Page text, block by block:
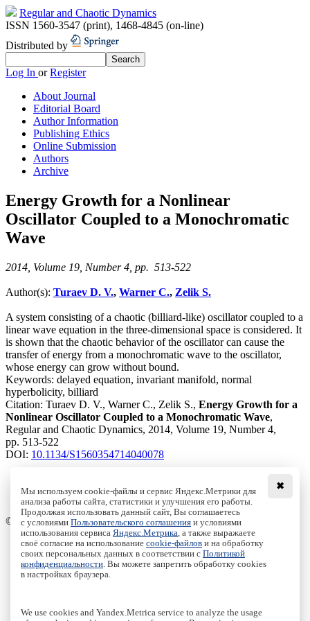
Regular and Chaotic Dynamics
ISSN 1560-3547 (print), 1468-4845 (on-line)
Distributed by
Log In orRegister
About Journal
Editorial Board
Author Information
Publishing Ethics
Online Submission
Authors
Archive
Energy Growth for a Nonlinear
Oscillator Coupled to a Monochromatic
Wave
2014, Volume 19, Number 4, pp. 513-522
Author(s): Turaev D. V., Warner C., Zelik S.
A system consisting of a chaotic (billiard-like) oscillator coupled to a
linear wave equation in the three-dimensional space is considered. It
is shown that the chaotic behavior of the oscillator can cause the
transfer of energy from a monochromatic wave to the oscillator,
whose energy can grow without bound.
Keywords: delayed equation, invariant manifold, normal
hyperbolicity, billiard
Citation: Turaev D. V., Warner C., Zelik S., Energy Growth for a
Nonlinear Oscillator Coupled to a Monochromatic Wave,
Regular and Chaotic Dynamics, 2014, Volume 19, Number 4,
pp. 513-522
DOI: 10.1134/S1560354714040078
Access to the full text on the Springer website
© Institute of Computer Science Izhevsk, 2005 - 2026
About Journal
Editorial Board
Author Information
Publishing Ethics
Authors
✖
Мы используем cookie-файлы и сервис Яндекс.Метрики для
анализа работы сайта, статистики и улучшения его работы.
Продолжая использовать данный сайт, Вы соглашаетесь
с условиями Пользовательского соглашения и условиями
использования сервиса Яндекс.Метрика , а также выражаете
своё согласие на использование cookie-файлов и на обработку
своих персональных данных в соответствии с Политикой
конфиденциальности . Вы можете запретить обработку cookies
в настройках браузера.
We use cookies and Yandex.Metrica service to analyze the usage